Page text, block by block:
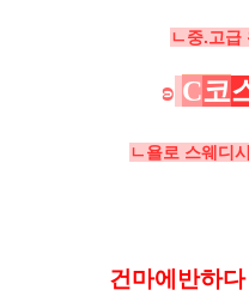
ㄴ중.고급
ʚ C코
ㄴ욜로 스웨디
건마에반하